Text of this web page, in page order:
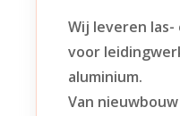
Wij leveren
voor
aluminium.
Van